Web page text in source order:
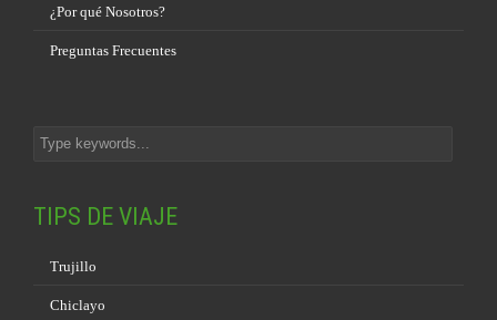
¿Por qué Nosotros?
Preguntas Frecuentes
TIPS DE VIAJE
Trujillo
Chiclayo